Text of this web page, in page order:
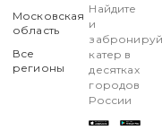
Московская
область
Все
регионы
Найдите
и
катер в
десятках
городов
России